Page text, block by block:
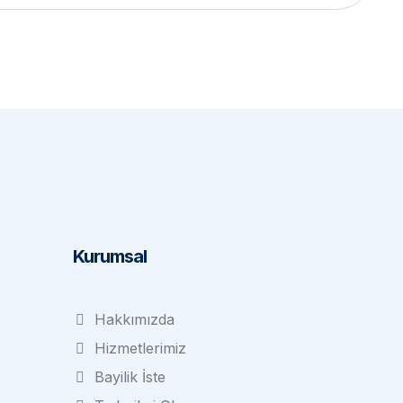
Kurumsal
Hakkımızda
Hizmetlerimiz
Bayilik İste